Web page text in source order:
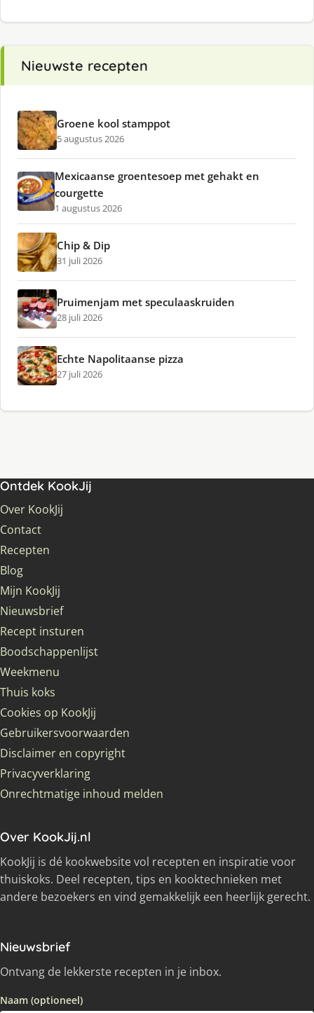
Nieuwste recepten
Groene kool stamppot
5 augustus 2026
Mexicaanse groentesoep met gehakt en
courgette
1 augustus 2026
Chip & Dip
31 juli 2026
Pruimenjam met speculaaskruiden
28 juli 2026
Echte Napolitaanse pizza
27 juli 2026
Ontdek KookJij
Over KookJij
Contact
Recepten
Blog
Mijn KookJij
Nieuwsbrief
Recept insturen
Boodschappenlijst
Weekmenu
Thuis koks
Cookies op KookJij
Gebruikersvoorwaarden
Disclaimer en copyright
Privacyverklaring
Onrechtmatige inhoud melden
Over KookJij.nl
KookJij is dé kookwebsite vol recepten en inspiratie voor
thuiskoks. Deel recepten, tips en kooktechnieken met
andere bezoekers en vind gemakkelijk een heerlijk gerecht.
Nieuwsbrief
Ontvang de lekkerste recepten in je inbox.
Naam (optioneel)